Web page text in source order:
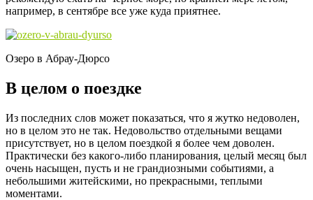
например, в сентябре все уже куда приятнее.
Озеро в Абрау-Дюрсо
В целом о поездке
Из последних слов может показаться, что я жутко недоволен,
но в целом это не так. Недовольство отдельными вещами
присутствует, но в целом поездкой я более чем доволен.
Практически без какого-либо планирования, целый месяц был
очень насыщен, пусть и не грандиозными событиями, а
небольшими житейскими, но прекрасными, теплыми
моментами.